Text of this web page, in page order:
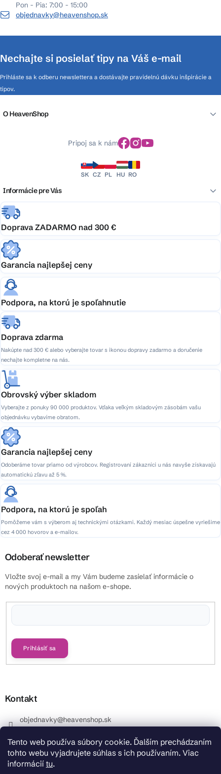
Tento web používa súbory cookie. Ďalším prechádzaním
tohto webu vyjadrujete súhlas s ich používaním. Viac
informácií tu.
Pon - Pia: 7:00 - 15:00
objednavky@heavenshop.sk
Nechajte si posielať tipy na Váš e-mail
Prihláste sa k odberu newslettera a dostávajte pravidelnú dávku inšpirácie a
tipov.
O HeavenShop
Pripoj sa k nám
SK CZ PL HU RO
Informácie pre Vás
Doprava ZADARMO nad 300 €
Garancia najlepšej ceny
Podpora, na ktorú je spoľahnutie
Doprava zdarma
Nakúpte nad 300 € alebo vyberajte tovar s ikonou dopravy zadarmo a doručenie
nechajte kompletne na nás.
Obrovský výber skladom
Vyberajte z ponuky 90 000 produktov. Vďaka veľkým skladovým zásobám vašu
objednávku vybavíme obratom.
Garancia najlepšej ceny
Odoberáme tovar priamo od výrobcov. Registrovaní zákazníci u nás navyše získavajú
automatickú zľavu až 5 %.
Podpora, na ktorú je spoľah
Pomôžeme vám s výberom aj technickými otázkami. Každý mesiac úspešne vyriešime
cez 4 000 hovorov a e-mailov.
Odoberať newsletter
Vložte svoj e-mail a my Vám budeme zasielať informácie o
nových produktoch na našom e-shope.
Prihlásiť sa
Kontakt
objednavky@heavenshop.sk
_Info objednávky : +421 914 399 399 Pracovné dni od
8.00 hod. do 12.00 . REKLAMÁCIE : +421 914 399 399
HeavenShop.sk